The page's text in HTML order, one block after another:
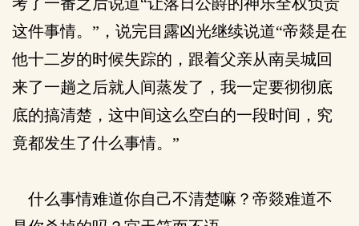
这件事情。”，说完目露凶光继续说道“帝燚是在
他十二岁的时候失踪的，跟着父亲从南吴城回
来了一趟之后就人间蒸发了，我一定要彻彻底
底的搞清楚，这中间这么空白的一段时间，究
竟都发生了什么事情。”
什么事情难道你自己不清楚嘛？帝燚难道不